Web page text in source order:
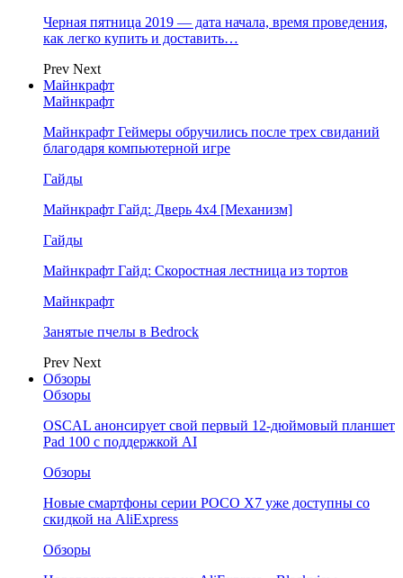
Черная пятница 2019 — дата начала, время проведения,
как легко купить и доставить…
Prev Next
Майнкрафт
Майнкрафт
Майнкрафт Геймеры обручились после трех свиданий
благодаря компьютерной игре
Гайды
Майнкрафт Гайд: Дверь 4х4 [Механизм]
Гайды
Майнкрафт Гайд: Скоростная лестница из тортов
Майнкрафт
Занятые пчелы в Bedrock
Prev Next
Обзоры
Обзоры
OSCAL анонсирует свой первый 12-дюймовый планшет
Pad 100 с поддержкой AI
Обзоры
Новые смартфоны серии POCO X7 уже доступны со
скидкой на AliExpress
Обзоры